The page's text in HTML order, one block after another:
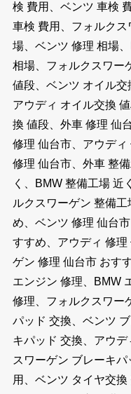
検 費用、ベンツ 車検
車検 費用、フォルク
場、ベンツ 修理 相場
相場、フォルクスワー
値段、ベンツ オイル交
アウディ オイル交換
換 値段、外車 修理 仙
修理 仙台市、アウデ
修理 仙台市、外車 整
く、BMW 整備工場 近
ルクスワーゲン 整備
め、ベンツ 修理 仙台
すすめ、アウディ 修
ゲン 修理 仙台市 おす
エンジン 修理、BMW
修理、フォルクスワー
パッド 交換、ベンツ
キパッド 交換、アウ
スワーゲン ブレーキ
用、ベンツ タイヤ交